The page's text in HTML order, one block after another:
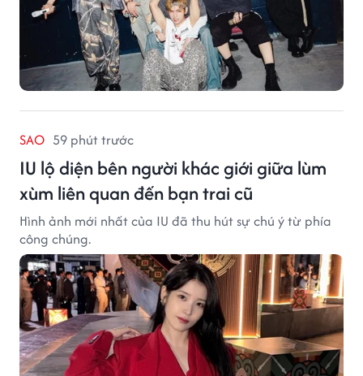
SAO 59 phút trước
IU lộ diện bên người khác giới giữa lùm
xùm liên quan đến bạn trai cũ
Hình ảnh mới nhất của IU đã thu hút sự chú ý từ phía
công chúng.